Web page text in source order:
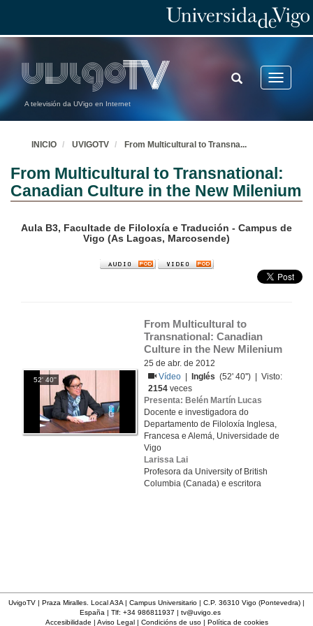
A televisión da UVigo en Internet
Toggle
TOGGLE
SEARCH
INICIO UVIGOTV From Multicultural to Transna...
From Multicultural to Transnational:
Canadian Culture in the New Milenium
Aula B3, Facultade de Filoloxía e Tradución - Campus de
Vigo (As Lagoas, Marcosende)
52' 40''
From Multicultural to
Transnational: Canadian
Culture in the New Milenium
25 de abr. de 2012
Vídeo
Inglés (52' 40'') | Visto:
2154 veces
Presenta: Belén Martín Lucas
Docente e investigadora do
Departamento de Filoloxía Inglesa,
Francesa e Alemá, Universidade de
Vigo
Larissa Lai
Profesora da University of British
Columbia (Canada) e escritora
UvigoTV | Praza Miralles. Local A3A | Campus Universitario | C.P. 36310 Vigo (Pontevedra) |
España | Tlf: +34 986811937 | tv@uvigo.es
Accesibilidade | Aviso Legal| Condicións de uso| Política de cookies